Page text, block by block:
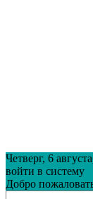
Четверг, 6
войти в систему
Добро